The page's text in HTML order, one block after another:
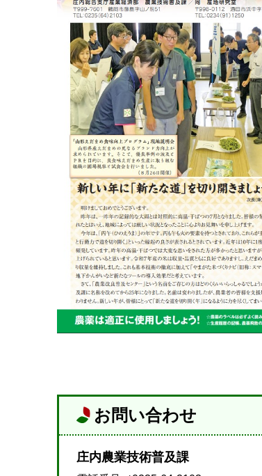
お問い合わせ
庄内農業技術普及課